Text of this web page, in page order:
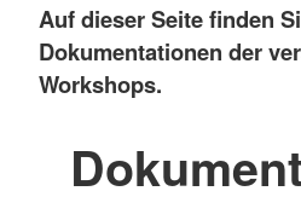
Auf dieser Seite finden
Dokumentationen der
Workshops.